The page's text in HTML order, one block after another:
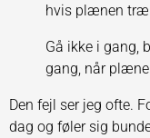
hvis plænen
Gå ikke i gang,
gang, når
Den fejl ser jeg ofte.
dag og føler sig